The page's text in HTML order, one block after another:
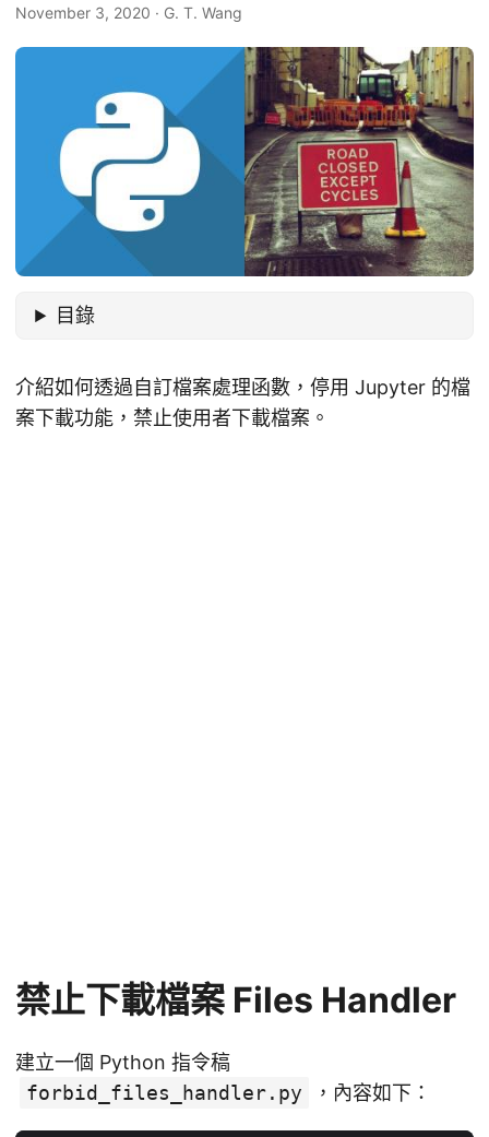
November 3, 2020 · G. T. Wang
目錄
介紹如何透過自訂檔案處理函數，停用 Jupyter 的檔
案下載功能，禁止使用者下載檔案。
禁止下載檔案 Files Handler
建立一個 Python 指令稿
forbid_files_handler.py
，內容如下：